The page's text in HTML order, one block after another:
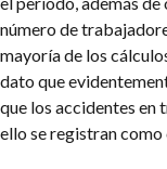
número de
mayoría de los
dato que
que los accidentes en
ello se registran